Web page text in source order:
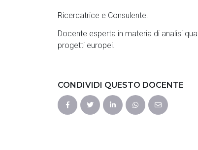
Ricercatrice e Consulente.
Docente esperta in materia di analisi
progetti europei.
CONDIVIDI QUESTO DOCENTE